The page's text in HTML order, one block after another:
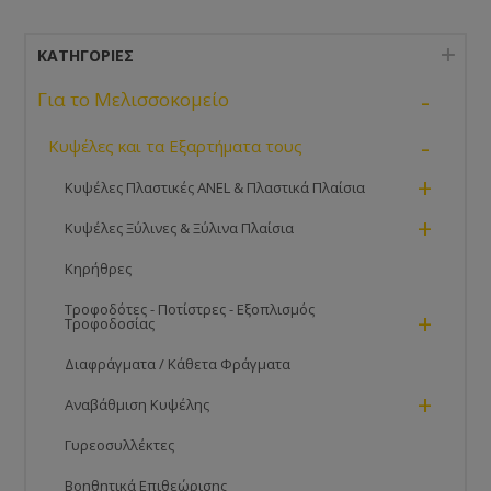
ΚΑΤΗΓΟΡΊΕΣ
Για το Μελισσοκομείο -
Κυψέλες και τα Εξαρτήματα τους -
Κυψέλες Πλαστικές ANEL & Πλαστικά Πλαίσια +
Κυψέλες Ξύλινες & Ξύλινα Πλαίσια +
Κηρήθρες
Τροφοδότες - Ποτίστρες - Εξοπλισμός
Τροφοδοσίας +
Διαφράγματα / Κάθετα Φράγματα
Αναβάθμιση Κυψέλης +
Γυρεοσυλλέκτες
Βοηθητικά Επιθεώρισης